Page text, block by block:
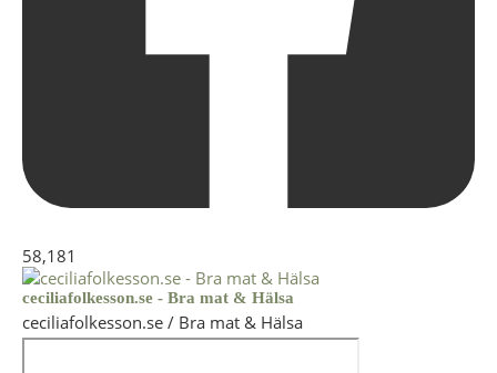
58,181
ceciliafolkesson.se - Bra mat & Hälsa
ceciliafolkesson.se / Bra mat & Hälsa